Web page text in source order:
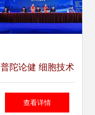
普陀论健 细胞技术
与精准医学高峰论
查看详情